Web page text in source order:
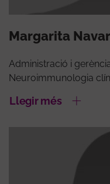
Margarita
Administració i
Neuroimmunologia
Llegir més